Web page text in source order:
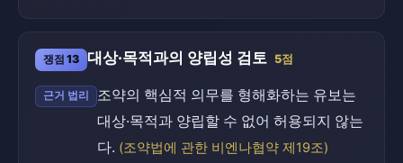
쟁점 13 대상·목적과의 양립성 검토 5점
근거 법리
조약의 핵심적 의무를 형해화하는 유보는
대상·목적과 양립할 수 없어 허용되지 않는
다. (조약법에 관한 비엔나협약 제19조)